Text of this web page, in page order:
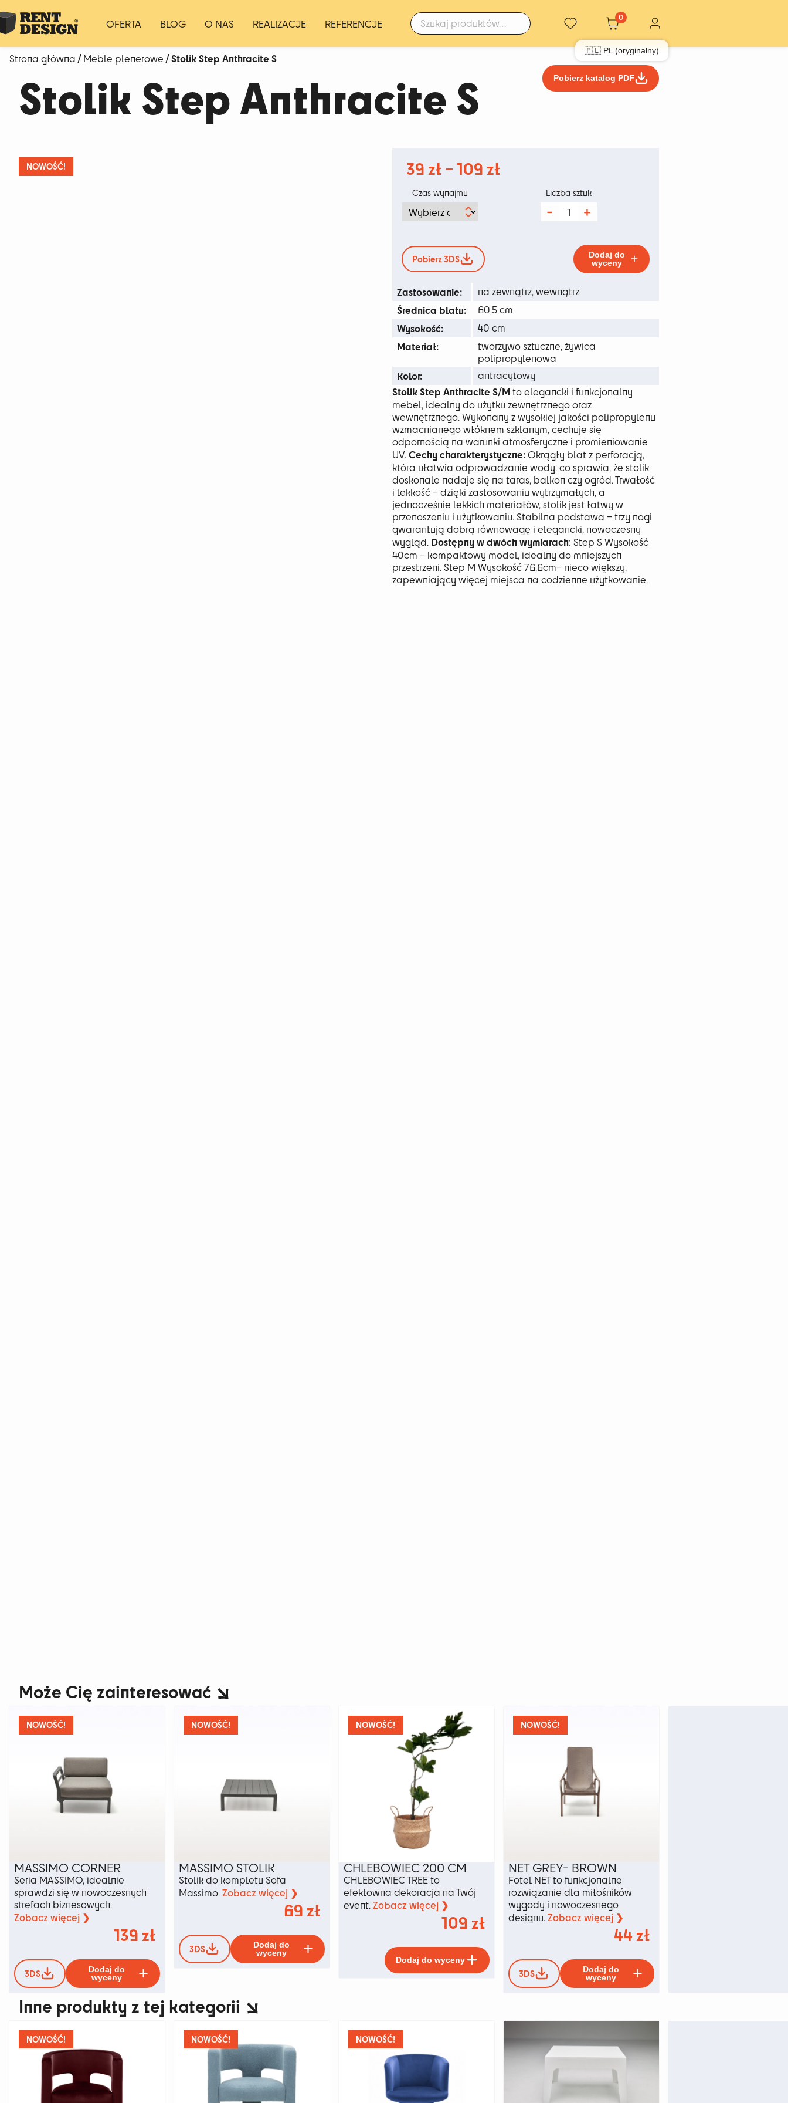
Szukaj:
OFERTA BLOG O NAS REALIZACJE REFERENCJE
0
🇵🇱 PL (oryginalny)
Strona główna/Meble plenerowe/ Stolik Step Anthracite S
Stolik Step Anthracite S Pobierz katalog PDF
NOWOŚĆ! 39 zł–109 złZakres
Czas wynajmu
ilość
Anthracite
Liczba sztuk
Pobierz 3DS
Dodaj do
wyceny
Zastosowanie: na zewnątrz, wewnątrz
Średnica blatu: 60,5 cm
Wysokość: 40 cm
Materiał:
tworzywo sztuczne, żywica
polipropylenowa
Kolor: antracytowy
Stolik Step Anthracite S/M to elegancki i funkcjonalny
mebel, idealny do użytku zewnętrznego oraz
wewnętrznego. Wykonany z wysokiej jakości polipropylenu
wzmacnianego włóknem szklanym, cechuje się
odpornością na warunki atmosferyczne i promieniowanie
UV. Cechy charakterystyczne:Okrągły blat z perforacją,
która ułatwia odprowadzanie wody, co sprawia, że stolik
doskonale nadaje się na taras, balkon czy ogród. Trwałość
i lekkość – dzięki zastosowaniu wytrzymałych, a
jednocześnie lekkich materiałów, stolik jest łatwy w
przenoszeniu i użytkowaniu. Stabilna podstawa – trzy nogi
gwarantują dobrą równowagę i elegancki, nowoczesny
wygląd. Dostępny w dwóch wymiarach: Step S Wysokość
40cm – kompaktowy model, idealny do mniejszych
przestrzeni. Step M Wysokość 76,6cm– nieco większy,
zapewniający więcej miejsca na codzienne użytkowanie.
Może Cię zainteresować
NOWOŚĆ!
MASSIMO CORNER
Seria MASSIMO, idealnie
sprawdzi się w nowoczesnych
strefach biznesowych.
Zobacz więcej ❯
139 zł
3DS
Dodaj do
wyceny
Ten
produkt
wiele
wariantów.
wybrać
NOWOŚĆ!
MASSIMO STOLIK
Stolik do kompletu Sofa
Massimo. Zobacz więcej ❯
69 zł
3DS
Dodaj do
wyceny
Ten
produkt
stronie
NOWOŚĆ!
CHLEBOWIEC 200 CM
CHLEBOWIEC TREE to
efektowna dekoracja na Twój
event. Zobacz więcej ❯
109 zł
Dodaj do wyceny
Ten
produkt
NOWOŚĆ!
NET GREY- BROWN
Fotel NET to funkcjonalne
rozwiązanie dla miłośników
wygody i nowoczesnego
designu. Zobacz więcej ❯
44zł
3DS
Dodaj do
wyceny
Ten
produkt
wybrać
Inne produkty z tej kategorii
NOWOŚĆ! NOWOŚĆ! NOWOŚĆ!